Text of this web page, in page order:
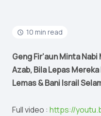
10 min read
Geng Fir’aun Minta
Azab, Bila Lepas Mereka
Lemas & Bani Israil
Full video : https://